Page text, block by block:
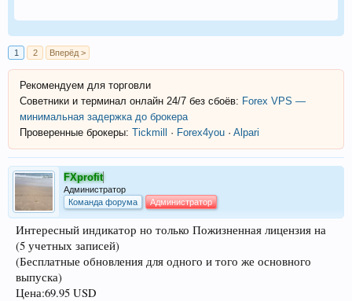
1 2 Вперёд >
Рекомендуем для торговли
Советники и терминал онлайн 24/7 без сбоёв: Forex VPS —
минимальная задержка до брокера
Проверенные брокеры: Tickmill · Forex4you · Alpari
FXprofit
Администратор
Команда форума
Администратор
Интересный индикатор но только Пожизненная лицензия на
(5 учетных записей)
(Бесплатные обновления для одного и того же основного
выпуска)
Цена:69.95 USD